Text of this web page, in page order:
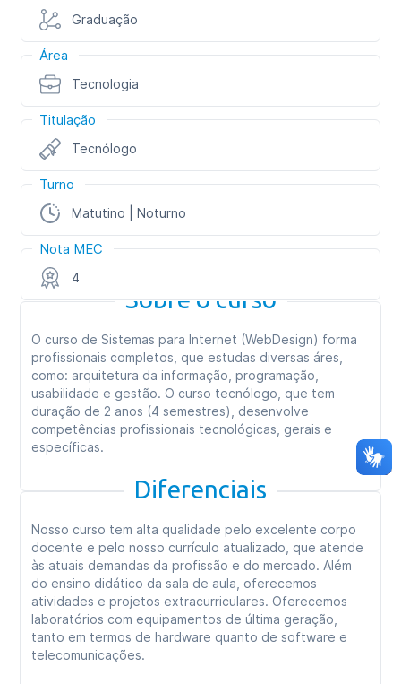
Graduação
Área
Tecnologia
Titulação
Tecnólogo
Turno
Matutino | Noturno
Nota MEC
4
Sobre o curso
O curso de Sistemas para Internet (WebDesign) forma
profissionais completos, que estudas diversas áres,
como: arquitetura da informação, programação,
usabilidade e gestão. O curso tecnólogo, que tem
duração de 2 anos (4 semestres), desenvolve
competências profissionais tecnológicas, gerais e
específicas.
Diferenciais
Nosso curso tem alta qualidade pelo excelente corpo
docente e pelo nosso currículo atualizado, que atende
às atuais demandas da profissão e do mercado. Além
do ensino didático da sala de aula, oferecemos
atividades e projetos extracurriculares. Oferecemos
laboratórios com equipamentos de última geração,
tanto em termos de hardware quanto de software e
telecomunicações.